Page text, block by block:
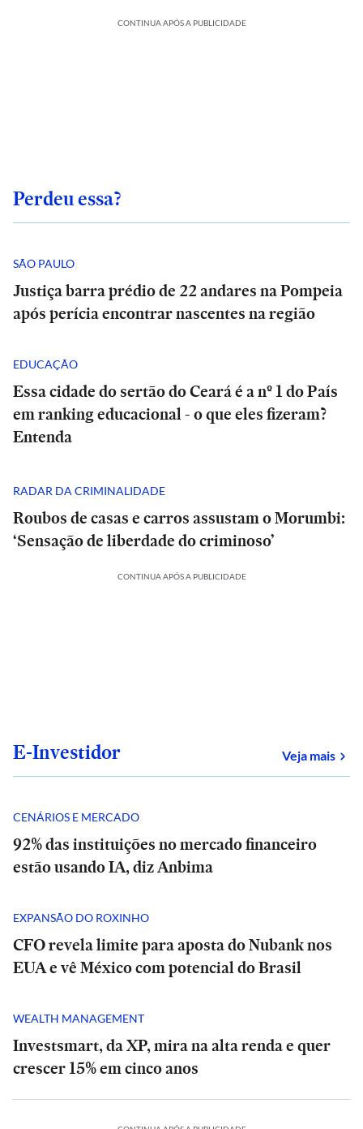
CONTINUA APÓS A PUBLICIDADE
Perdeu essa?
SÃO PAULO
Justiça barra prédio de 22 andares na Pompeia
após perícia encontrar nascentes na região
EDUCAÇÃO
Essa cidade do sertão do Ceará é a nº 1 do País
em ranking educacional - o que eles fizeram?
Entenda
RADAR DA CRIMINALIDADE
Roubos de casas e carros assustam o Morumbi:
‘Sensação de liberdade do criminoso’
CONTINUA APÓS A PUBLICIDADE
E-Investidor Veja mais
CENÁRIOS E MERCADO
92% das instituições no mercado financeiro
estão usando IA, diz Anbima
EXPANSÃO DO ROXINHO
CFO revela limite para aposta do Nubank nos
EUA e vê México com potencial do Brasil
WEALTH MANAGEMENT
Investsmart, da XP, mira na alta renda e quer
crescer 15% em cinco anos